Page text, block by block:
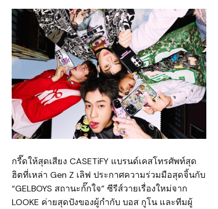
กรี๊ดให้สุดเสียง CASETiFY แบรนด์เคสโทรศัพท์สุด
ฮิตที่เหล่า Gen Z เลิฟ ประกาศความร่วมมือสุดจิ้นกับ
“GELBOYS สถานะกั๊กใจ” ซีรีส์วายเรื่องใหม่จาก
LOOKE ค่ายสุดปังของผู้กำกับ บอส กูโน และทีมผู้